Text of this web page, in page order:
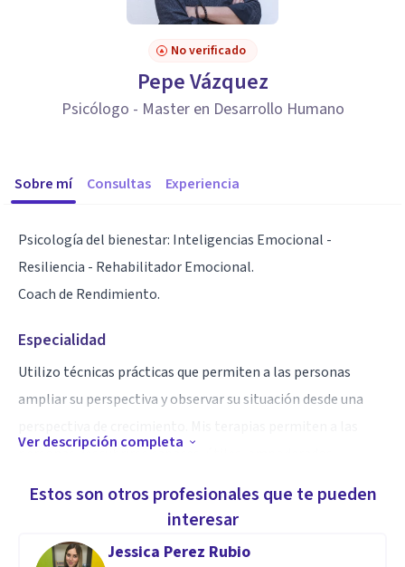
No verificado
Pepe Vázquez
Psicólogo - Master en Desarrollo Humano
Sobre mí Consultas Experiencia
Psicología del bienestar: Inteligencias Emocional -
Resiliencia - Rehabilitador Emocional.
Coach de Rendimiento.
Especialidad
Utilizo técnicas prácticas que permiten a las personas
ampliar su perspectiva y observar su situación desde una
personas descubrirse capaces, útiles, empoderados
Más de 30 años de experiencia en la creación e
Ver descripción completa
Estos son otros profesionales que te pueden
interesar
Jessica Perez Rubio